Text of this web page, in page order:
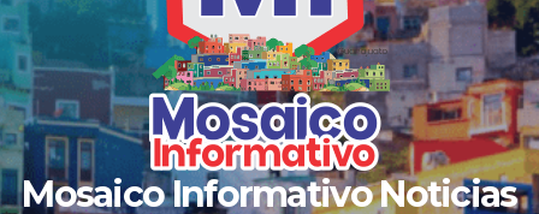
Mosaico Informativo Noticias